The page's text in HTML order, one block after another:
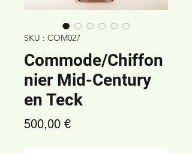
SKU : COM027
Commode/Chiffon
nier Mid-Century
en Teck
500,00 €Prix